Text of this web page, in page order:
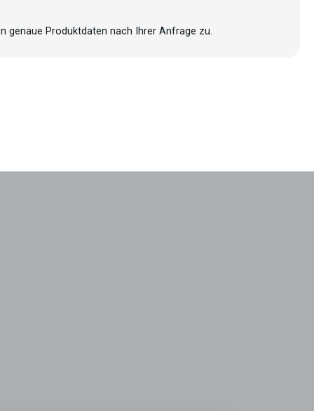
genaue Produktdaten nach Ihrer Anfrage zu.